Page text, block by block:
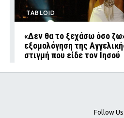
TABLOID
«Δεν θα το ξεχάσω όσο
εξομολόγηση της
στιγμή που είδε τον Ιησού
Follow Us